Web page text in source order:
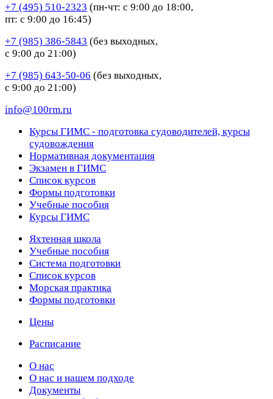
+7 (495) 510-2323 (пн-чт: с 9:00 до 18:00,
пт: с 9:00 до 16:45)
+7 (985) 386-5843 (без выходных,
с 9:00 до 21:00)
+7 (985) 643-50-06 (без выходных,
с 9:00 до 21:00)
info@100rm.ru
Курсы ГИМС - подготовка судоводителей, курсы
судовождения
Нормативная документация
Экзамен в ГИМС
Список курсов
Формы подготовки
Учебные пособия
Курсы ГИМС
Яхтенная школа
Учебные пособия
Cистема подготовки
Список курсов
Морская практика
Формы подготовки
Цены
Расписание
О нас
О нас и нашем подходе
Документы